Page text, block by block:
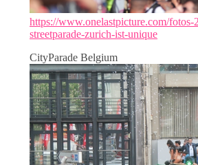
https://www.onelastpicture.com/fotos-
streetparade-zurich-ist-unique
CityParade Belgium